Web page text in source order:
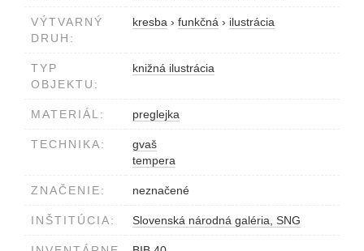
VÝTVARNÝ
DRUH:
kresba › funkčná › ilustrácia
TYP
OBJEKTU:
knižná ilustrácia
MATERIÁL: preglejka
TECHNIKA:
gvaš
tempera
ZNAČENIE: neznačené
INŠTITÚCIA: Slovenská národná galéria, SNG